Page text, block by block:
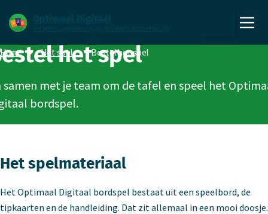
naar
de
Home Het spel Bestel het spel
het spel
samen met je team om de tafel en speel het
bordspel.
Het spelmateriaal
Het Optimaal Digitaal bordspel bestaat uit een speelbord, de
tipkaarten en de handleiding. Dat zit allemaal in een mooi doosje.